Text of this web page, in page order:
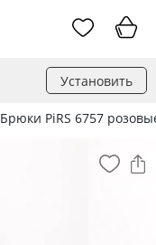
Установить
Брюки PiRS 6757